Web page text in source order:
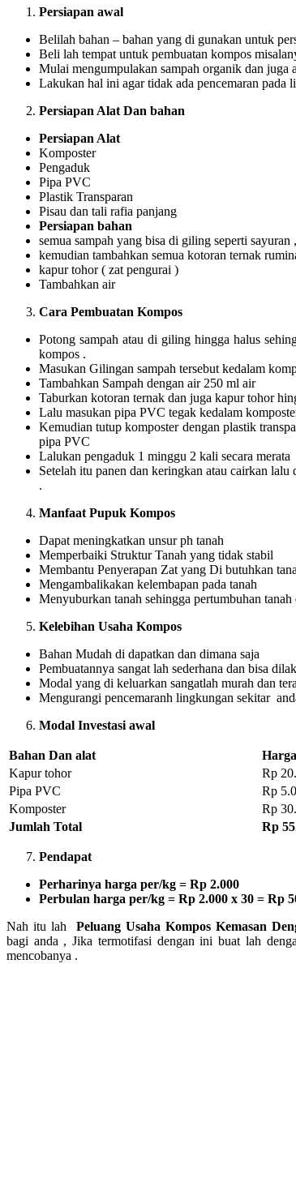
Persiapan awal
Belilah bahan – bahan yang di gunakan untuk
Beli lah tempat untuk pembuatan kompos
Mulai mengumpulakan sampah organik dan juga
Lakukan hal ini agar tidak ada pencemaran pada
Persiapan Alat Dan bahan
Persiapan Alat
Komposter
Pengaduk
Pipa PVC
Plastik Transparan
Pisau dan tali rafia panjang
Persiapan bahan
semua sampah yang bisa di giling seperti
kemudian tambahkan semua kotoran ternak
kapur tohor ( zat pengurai )
Tambahkan air
Cara Pembuatan Kompos
Potong sampah atau di giling hingga halus
kompos .
Masukan Gilingan sampah tersebut kedalam
Tambahkan Sampah dengan air 250 ml air
Taburkan kotoran ternak dan juga kapur tohor
Lalu masukan pipa PVC tegak kedalam
Kemudian tutup komposter dengan plastik
pipa PVC
Lalukan pengaduk 1 minggu 2 kali secara merata
Setelah itu panen dan keringkan atau cairkan
.
Manfaat Pupuk Kompos
Dapat meningkatkan unsur ph tanah
Memperbaiki Struktur Tanah yang tidak stabil
Membantu Penyerapan Zat yang Di butuhkan
Mengambalikakan kelembapan pada tanah
Menyuburkan tanah sehingga pertumbuhan
Kelebihan Usaha Kompos
Bahan Mudah di dapatkan dan dimana saja
Pembuatannya sangat lah sederhana dan bisa
Modal yang di keluarkan sangatlah murah dan
Mengurangi pencemaranh lingkungan sekitar
Modal Investasi awal
Bahan Dan alat
Harga
Kapur tohor
Rp
Pipa PVC
Rp
Komposter
Rp
Jumlah Total
Rp
Pendapat
Perharinya harga per/kg = Rp 2.000
Perbulan harga per/kg = Rp 2.000 x 30 = Rp
Nah itu lah
Peluang Usaha Kompos Kemasan
bagi anda , Jika termotifasi dengan ini buat lah
mencobanya .